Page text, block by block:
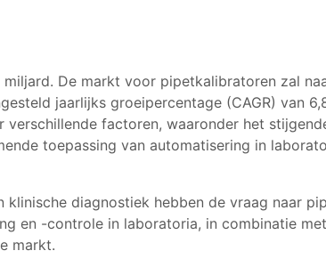
De markt voor pipetkalibratoren zal
jaarlijks groeipercentage (CAGR) van
factoren, waaronder het
toepassing van automatisering in
diagnostiek hebben de vraag naar
en -controle in laboratoria, in combinatie
markt.